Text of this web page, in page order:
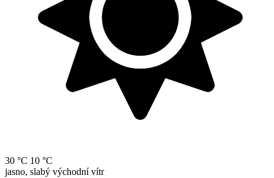
30 °C 10 °C
jasno, slabý východní vítr